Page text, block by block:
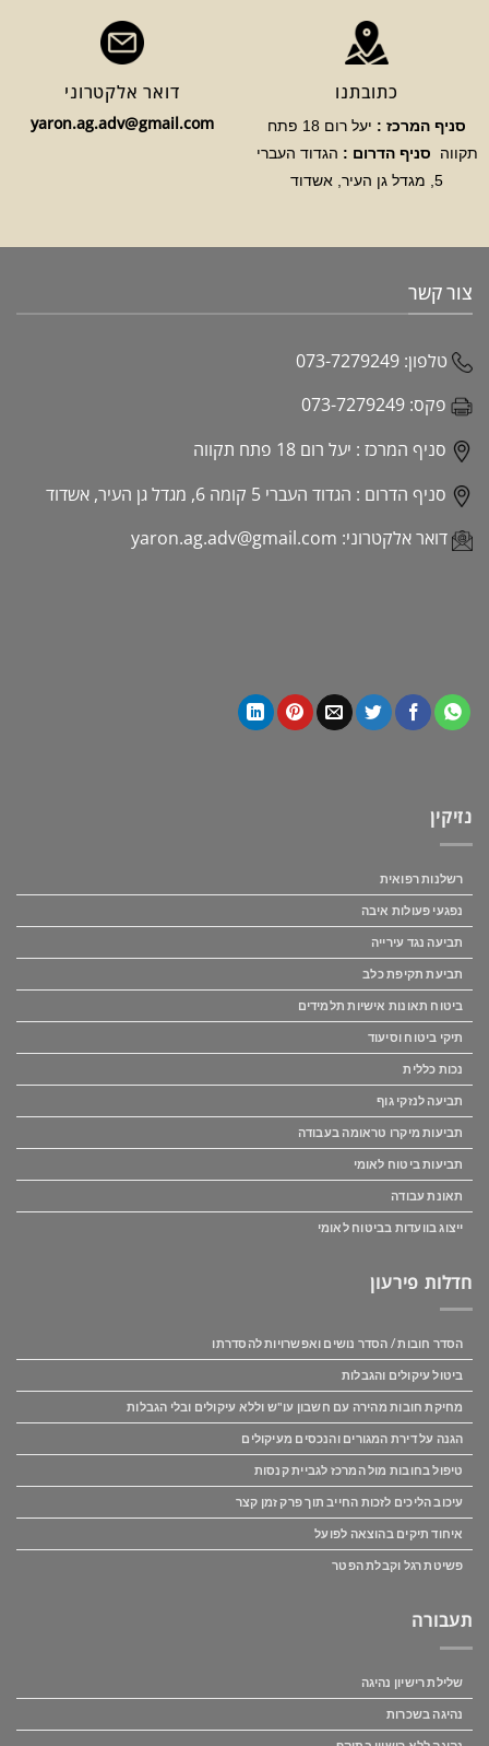
כתובתנו
סניף המרכז :
יעל רום 18 פתח
תקווה
סניף הדרום : הגדוד העברי
5, מגדל גן העיר, אשדוד
דואר אלקטרוני
yaron.ag.adv@gmail.com
צור קשר
טלפון: 073-7279249
פקס: 073-7279249
סניף המרכז : יעל רום 18 פתח תקווה
סניף הדרום : הגדוד העברי 5 קומה 6, מגדל גן העיר, אשדוד
דואר אלקטרוני: yaron.ag.adv@gmail.com
נזיקין
רשלנות רפואית
נפגעי פעולות איבה
תביעה נגד עירייה
תביעת תקיפת כלב
ביטוח תאונות אישיות תלמידים
תיקי ביטוח וסיעוד
נכות כללית
תביעה לנזקי גוף
תביעות מיקרו טראומה בעבודה
תביעות ביטוח לאומי
תאונת עבודה
ייצוג בוועדות בביטוח לאומי
חדלות פירעון
הסדר חובות / הסדר נושים ואפשרויות להסדרתו
ביטול עיקולים והגבלות
מחיקת חובות מהירה עם חשבון עו"ש וללא עיקולים ובלי הגבלות
הגנה על דירת המגורים והנכסים מעיקולים
טיפול בחובות מול המרכז לגביית קנסות
עיכוב הליכים לזכות החייב תוך פרק זמן קצר
איחוד תיקים בהוצאה לפועל
פשיטת רגל וקבלת הפטר
תעבורה
שלילת רישיון נהיגה
נהיגה בשכרות